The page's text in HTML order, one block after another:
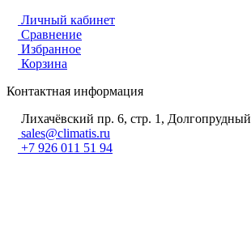
Личный кабинет
Сравнение
Избранное
Корзина
Контактная информация
Лихачёвский пр. 6, стр. 1, Долгопрудный
sales@climatis.ru
+7 926 011 51 94